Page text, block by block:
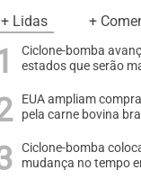
+ Lidas +
Ciclone-bomba
estados que serão
EUA ampliam
pela carne bovina
Ciclone-bomba
mudança no tempo